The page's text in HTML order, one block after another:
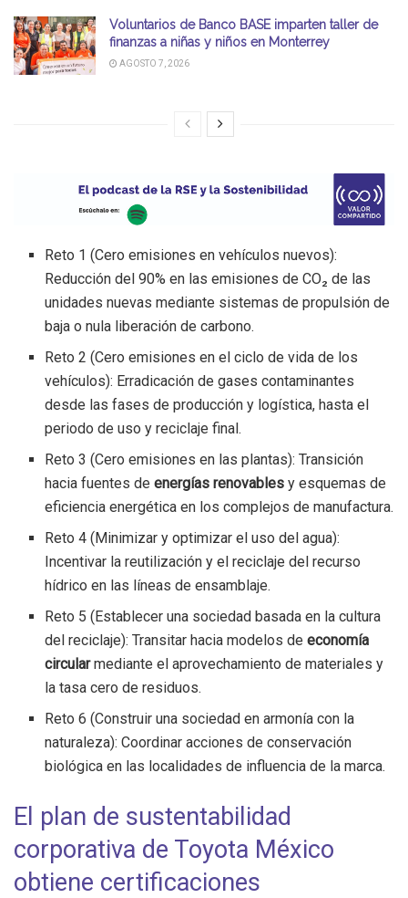
Voluntarios de Banco BASE imparten taller de
finanzas a niñas y niños en Monterrey
AGOSTO 7, 2026
Reto 1 (Cero emisiones en vehículos nuevos):
Reducción del 90% en las emisiones de CO₂ de las
unidades nuevas mediante sistemas de propulsión de
baja o nula liberación de carbono.
Reto 2 (Cero emisiones en el ciclo de vida de los
vehículos): Erradicación de gases contaminantes
desde las fases de producción y logística, hasta el
periodo de uso y reciclaje final.
Reto 3 (Cero emisiones en las plantas): Transición
hacia fuentes deenergías renovables y esquemas de
eficiencia energética en los complejos de manufactura.
Reto 4 (Minimizar y optimizar el uso del agua):
Incentivar la reutilización y el reciclaje del recurso
hídrico en las líneas de ensamblaje.
Reto 5 (Establecer una sociedad basada en la cultura
del reciclaje): Transitar hacia modelos deeconomía
circularmediante el aprovechamiento de materiales y
la tasa cero de residuos.
Reto 6 (Construir una sociedad en armonía con la
naturaleza): Coordinar acciones de conservación
biológica en las localidades de influencia de la marca.
El plan de sustentabilidad
corporativa de Toyota México
obtiene certificaciones